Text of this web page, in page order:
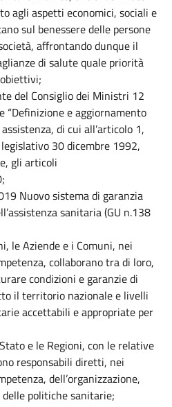
agli aspetti economici, sociali e
sul benessere delle persone
affrontando dunque il
di salute quale priorità
del Consiglio dei Ministri 12
“Definizione e aggiornamento
di cui all’articolo 1,
30 dicembre 1992,
gli articoli
Nuovo sistema di garanzia
sanitaria (GU n.138
le Aziende e i Comuni, nei
collaborano tra di loro,
condizioni e garanzie di
il territorio nazionale e livelli
accettabili e appropriate per
e le Regioni, con le relative
responsabili diretti, nei
dell’organizzazione,
politiche sanitarie;